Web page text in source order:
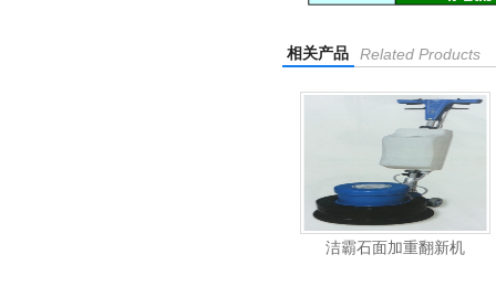
相关产品 Related Products
洁霸石面加重翻新机